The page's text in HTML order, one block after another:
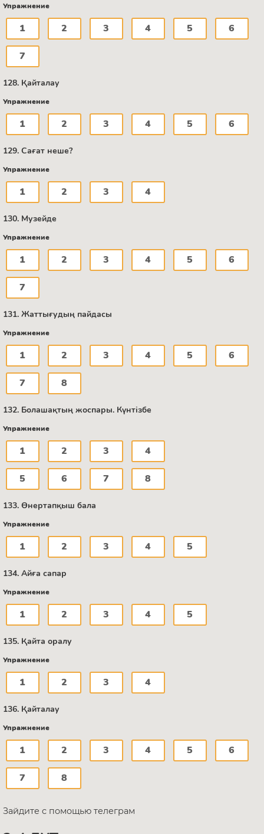
Упражнение
1 2 3 4 5 6
7
128. Қайталау
Упражнение
1 2 3 4 5 6
129. Сағат неше?
Упражнение
1 2 3 4
130. Музейде
Упражнение
1 2 3 4 5 6
7
131. Жаттығудың пайдасы
Упражнение
1 2 3 4 5 6
7 8
132. Болашақтың жоспары. Күнтізбе
Упражнение
1 2 3 4
5 6 7 8
133. Өнертапқыш бала
Упражнение
1 2 3 4 5
134. Айға сапар
Упражнение
1 2 3 4 5
135. Қайта оралу
Упражнение
1 2 3 4
136. Қайталау
Упражнение
1 2 3 4 5 6
7 8
Зайдите с помощью телеграм